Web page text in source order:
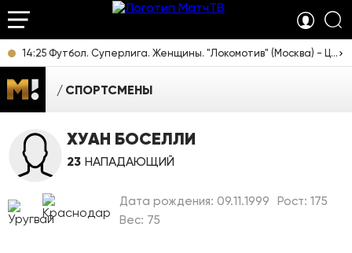
14:25 Футбол. Суперлига. Женщины. "Локомотив" (Москва) - ЦСКА. Прямая трансляция
СПОРТСМЕНЫ
ХУАН БОСЕЛЛИ
23 НАПАДАЮЩИЙ
Дата рождения: 09.11.1999
Рост: 175
Вес: 75